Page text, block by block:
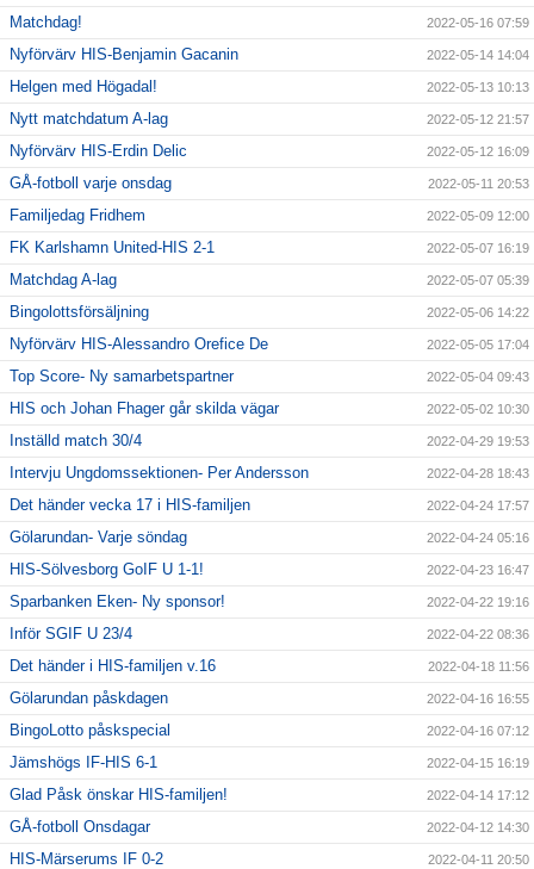
Matchdag! 2022-05-16 07:59
Nyförvärv HIS-Benjamin Gacanin 2022-05-14 14:04
Helgen med Högadal! 2022-05-13 10:13
Nytt matchdatum A-lag 2022-05-12 21:57
Nyförvärv HIS-Erdin Delic 2022-05-12 16:09
GÅ-fotboll varje onsdag 2022-05-11 20:53
Familjedag Fridhem 2022-05-09 12:00
FK Karlshamn United-HIS 2-1 2022-05-07 16:19
Matchdag A-lag 2022-05-07 05:39
Bingolottsförsäljning 2022-05-06 14:22
Nyförvärv HIS-Alessandro Orefice De 2022-05-05 17:04
Top Score- Ny samarbetspartner 2022-05-04 09:43
HIS och Johan Fhager går skilda vägar 2022-05-02 10:30
Inställd match 30/4 2022-04-29 19:53
Intervju Ungdomssektionen- Per Andersson 2022-04-28 18:43
Det händer vecka 17 i HIS-familjen 2022-04-24 17:57
Gölarundan- Varje söndag 2022-04-24 05:16
HIS-Sölvesborg GoIF U 1-1! 2022-04-23 16:47
Sparbanken Eken- Ny sponsor! 2022-04-22 19:16
Inför SGIF U 23/4 2022-04-22 08:36
Det händer i HIS-familjen v.16 2022-04-18 11:56
Gölarundan påskdagen 2022-04-16 16:55
BingoLotto påskspecial 2022-04-16 07:12
Jämshögs IF-HIS 6-1 2022-04-15 16:19
Glad Påsk önskar HIS-familjen! 2022-04-14 17:12
GÅ-fotboll Onsdagar 2022-04-12 14:30
HIS-Märserums IF 0-2 2022-04-11 20:50